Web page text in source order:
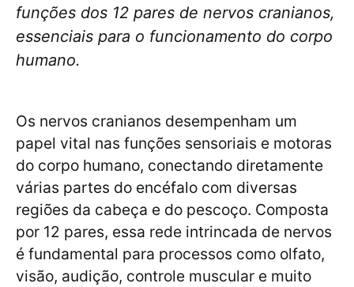
funções dos 12 pares de nervos cranianos,
essenciais para o funcionamento do corpo
humano.
Os nervos cranianos desempenham um
papel vital nas funções sensoriais e motoras
do corpo humano, conectando diretamente
várias partes do encéfalo com diversas
regiões da cabeça e do pescoço. Composta
por 12 pares, essa rede intrincada de nervos
é fundamental para processos como olfato,
visão, audição, controle muscular e muito